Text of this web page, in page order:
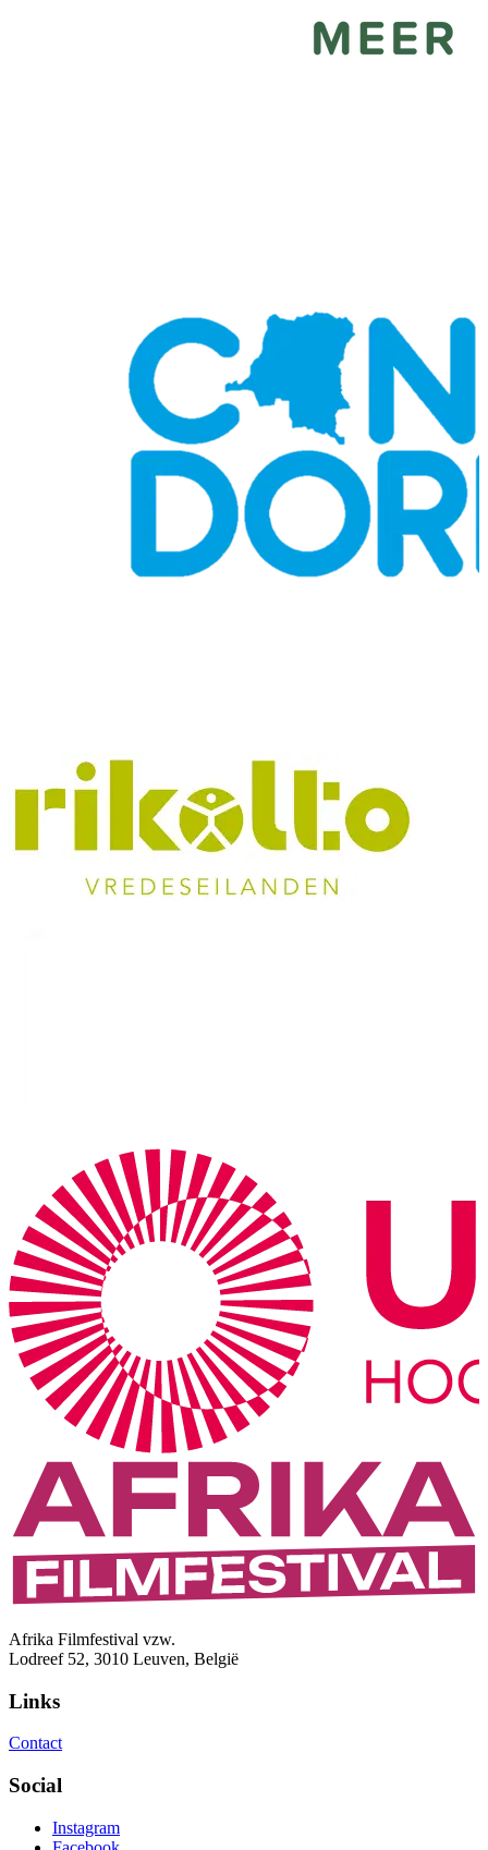
Afrika Filmfestival vzw.
Lodreef 52, 3010 Leuven, België
Links
Contact
Social
Instagram